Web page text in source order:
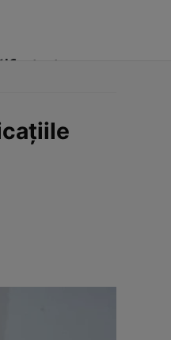
Contact